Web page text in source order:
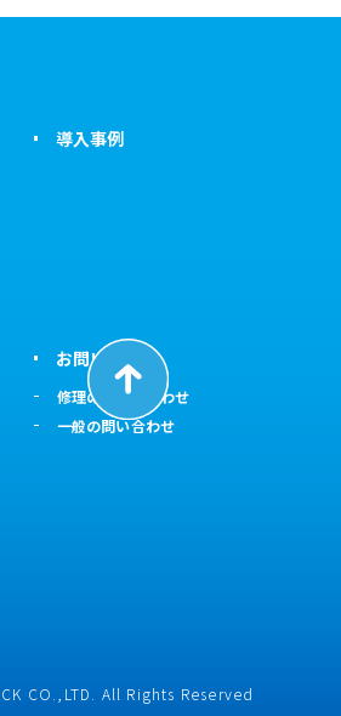
導入事例
お問い合わせ
修理のお問い合わせ
一般の問い合わせ
CO.,LTD. All Rights Reserved